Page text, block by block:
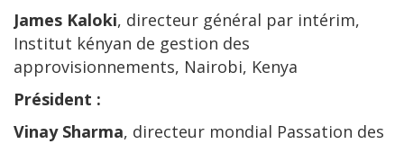
James Kaloki, directeur général par intérim,
Institut kényan de gestion des
approvisionnements, Nairobi, Kenya
Président :
Vinay Sharma, directeur mondial Passation des